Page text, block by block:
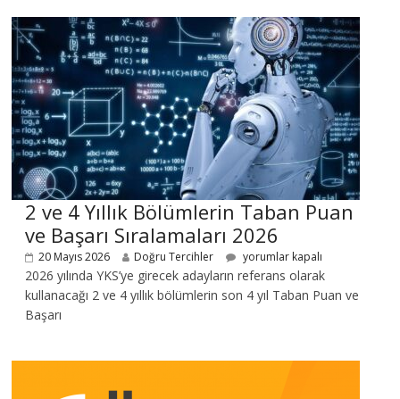
2 ve 4 Yıllık Bölümlerin Taban Puan
ve Başarı Sıralamaları 2026
20 Mayıs 2026 Doğru Tercihler yorumlar kapalı
2026 yılında YKS’ye girecek adayların referans olarak
kullanacağı 2 ve 4 yıllık bölümlerin son 4 yıl Taban Puan ve
Başarı